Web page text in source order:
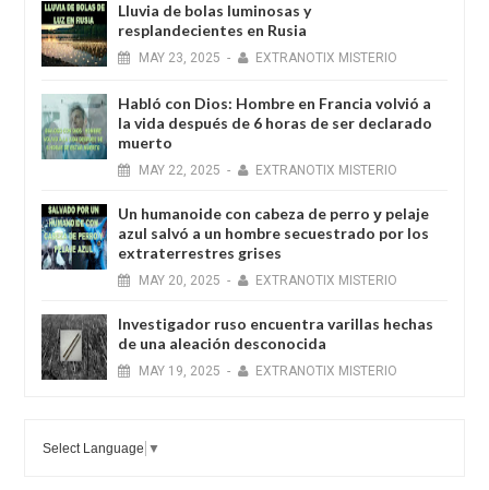
Lluvia de bolas luminosas y
resplandecientes en Rusia
MAY 23, 2025 - EXTRANOTIX MISTERIO
Habló con Dios: Hombre en Francia volvió a
la vida después de 6 horas de ser declarado
muerto
MAY 22, 2025 - EXTRANOTIX MISTERIO
Un humanoide con cabeza de perro у pelaje
azul salvó a un hombre secuestrado por los
extraterrestres grises
MAY 20, 2025 - EXTRANOTIX MISTERIO
Investigador ruso encuentra varillas hechas
de una aleación desconocida
MAY 19, 2025 - EXTRANOTIX MISTERIO
Select Language ▼